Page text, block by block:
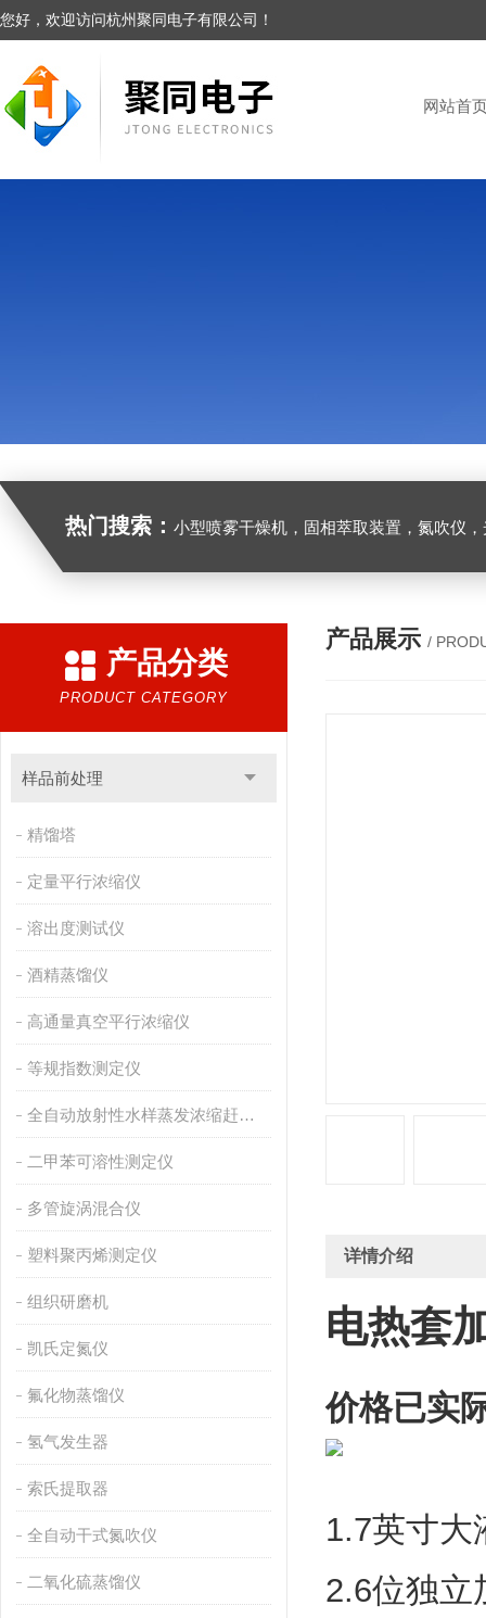
您好，欢迎访问杭州聚同电子有限公司！
网站首
热门搜索： 小型喷雾干燥机，固相萃取装置，氮吹仪，光化学反应仪，低温恒温槽，超声波细胞
产品分类
PRODUCT CATEGORY
样品前处理
精馏塔
定量平行浓缩仪
溶出度测试仪
酒精蒸馏仪
高通量真空平行浓缩仪
等规指数测定仪
全自动放射性水样蒸发浓缩赶酸仪
二甲苯可溶性测定仪
多管旋涡混合仪
塑料聚丙烯测定仪
组织研磨机
凯氏定氮仪
氟化物蒸馏仪
氢气发生器
索氏提取器
全自动干式氮吹仪
二氧化硫蒸馏仪
产品展示 /
详情介绍
电热套
价格已实
1.7英寸大
2.6位独立